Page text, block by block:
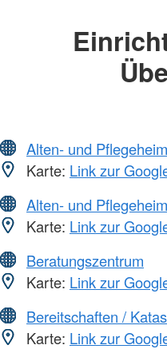
Alten- und
Karte: Link zur
Alten- und
Karte: Link zur
Beratungszentrum
Karte: Link zur
Bereitschaften /
Karte: Link zur